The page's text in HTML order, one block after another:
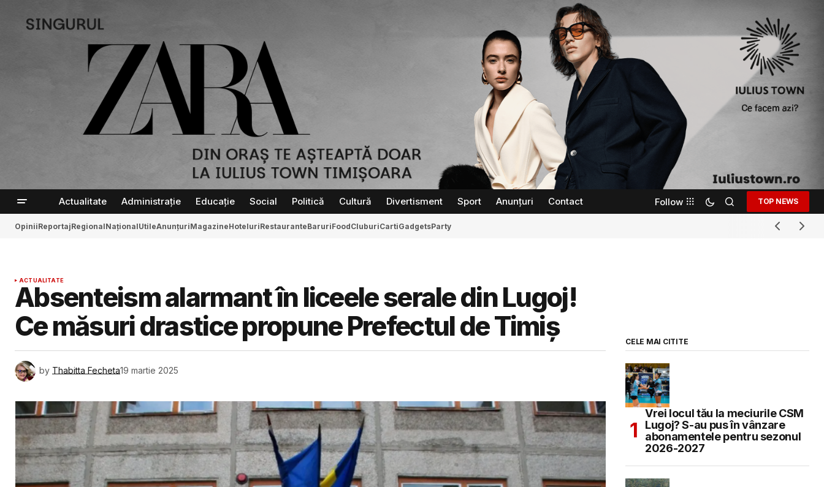
Actualitate Administrație Educație Social Politică Cultură Divertisment Sport Anunțuri Contact Follow TOP NEWS
OpiniiReportajRegionalNaționalUtileAnunțuriMagazineHoteluriRestauranteBaruriFoodCluburiCartiGadgetsParty
ACTUALITATE
Absenteism alarmant în liceele serale din Lugoj!
Ce măsuri drastice propune Prefectul de Timiș
by Thabitta Fecheta19 martie 2025
CELE MAI CITITE
Vrei locul tău la meciurile CSM
Lugoj? S-au pus în vânzare
abonamentele pentru sezonul
2026-2027